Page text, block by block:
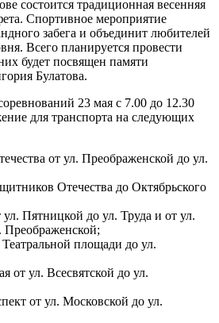
состоится традиционная весенняя
Спортивное мероприятие
забега и объединит любителей
Всего планируется провести
будет посвящен памяти
Булатова.
23 мая с 7.00 до 12.30
для транспорта на следующих
от ул. Преображенской до ул.
Отечества до Октябрьского
ул. Пятницкой до ул. Труда и от ул.
Преображенской;
площади до ул.
от ул. Всесвятской до ул.
от ул. Московской до ул.